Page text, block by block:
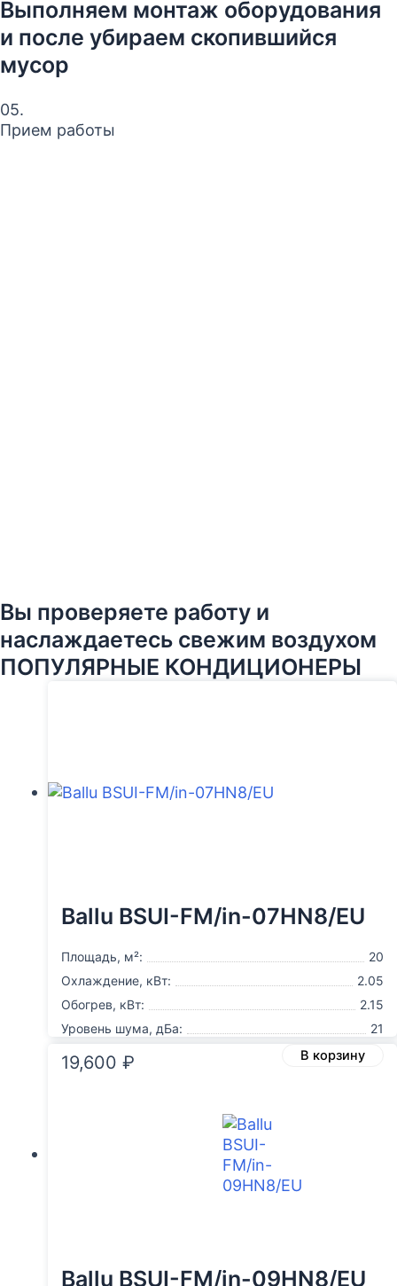
Выполняем монтаж оборудования
и после убираем скопившийся
мусор
05.
Прием работы
Вы проверяете работу и
наслаждаетесь свежим воздухом
ПОПУЛЯРНЫЕ КОНДИЦИОНЕРЫ
Ballu BSUI-FM/in-07HN8/EU
Площадь, м²:
20
Охлаждение, кВт:
2.05
Обогрев, кВт:
2.15
Уровень шума, дБа:
21
19,600 ₽ В корзину
Ballu BSUI-FM/in-09HN8/EU